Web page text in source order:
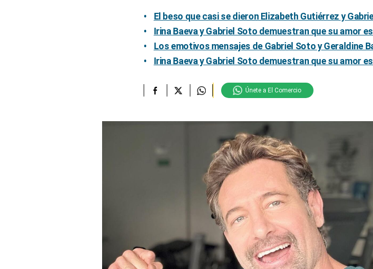
El beso que casi se dieron Elizabeth Gutiérrez y
Irina Baeva y Gabriel Soto demuestran que su amor
Los emotivos mensajes de Gabriel Soto y Geraldine
Irina Baeva y Gabriel Soto demuestran que su amor
Únete a El Comercio